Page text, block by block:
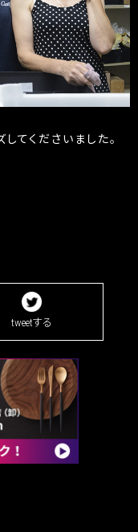
てくださいました。
tweetする